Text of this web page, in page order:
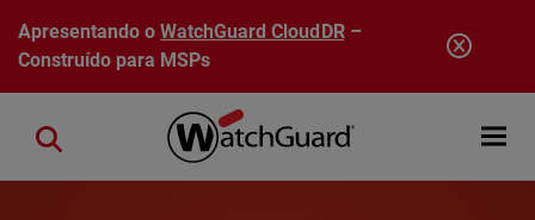
Pular para o conteúdo principal
Apresentando oWatchGuard CloudDR–
Construído para MSPs
Open
Close search